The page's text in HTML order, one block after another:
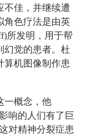
不佳，并继续遭
角色疗法是由英
所发明，用于帮
幻觉的患者。杜
算机图像制作患
一概念，他
响的人们有了巨
对精神分裂症患